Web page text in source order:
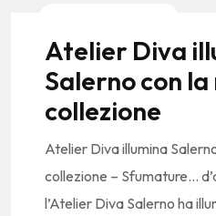
Atelier Diva
Salerno con la
collezione
Atelier Diva illumina
collezione – Sfumature…
l’Atelier Diva Salerno ha